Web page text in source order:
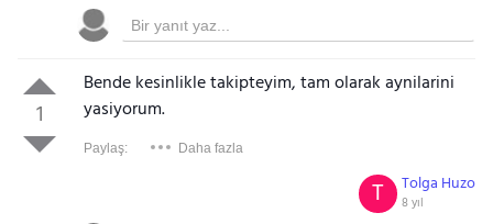
1
Bende kesinlikle takipteyim, tam olarak aynilarini
yasiyorum.
Paylaş: Daha fazla
Tolga Huzo
8 yıl
T